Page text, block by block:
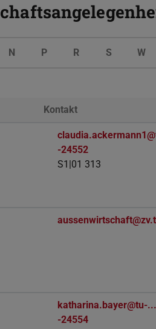
N P R S W
Kontakt
-24552
S1|01 313
katharina.bayer@tu-
-24554